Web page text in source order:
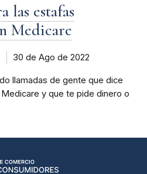
las estafas
Medicare
30 de Ago de 2022
llamadas de gente que dice
y que te pide dinero o